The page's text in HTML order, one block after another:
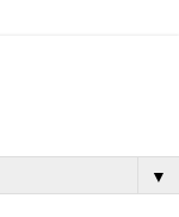
▼